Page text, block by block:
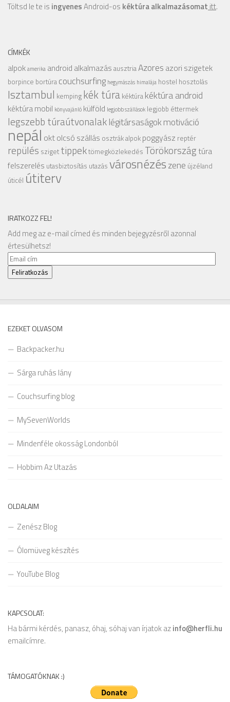
Töltsd le te is ingyenesAndroid-os kéktúra alkalmazásomat itt.
CÍMKÉK
alpokamerika android alkalmazás ausztriaAzores azori szigetek
borpince bortúra couchsurfing hegymászás himalája hostel hosztolás
Isztambul kemping kék túra kéktúra kéktúra android
kéktúra mobil könyvajánló külföld legjobb szállások legjobb éttermek
legszebb túraútvonalaklégitársaságokmotiváció
nepál oktolcsó szállás osztrák alpok poggyász reptér
repülés sziget tippektömegközlekedés Törökország túra
felszerelés utasbiztosítás utazás városnézészene újzéland
úticél útiterv
IRATKOZZ FEL!
Add meg az e-mail címed és minden bejegyzésről azonnal
értesülhetsz!
Email
cím
Feliratkozás
EZEKET OLVASOM
Backpacker.hu
Sárga ruhás lány
Couchsurfing blog
MySevenWorlds
Mindenféle okosság Londonból
Hobbim Az Utazás
OLDALAIM
Zenész Blog
Ólomüveg készítés
YouTube Blog
KAPCSOLAT:
Ha bármi kérdés, panasz, óhaj, sóhaj van írjatok azinfo@herfli.hu
emailcímre.
TÁMOGATÓKNAK :)